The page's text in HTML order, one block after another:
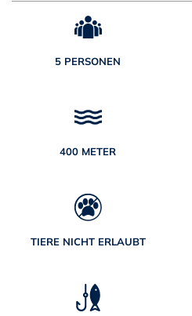
5 PERSONEN
400 METER
TIERE NICHT ERLAUBT